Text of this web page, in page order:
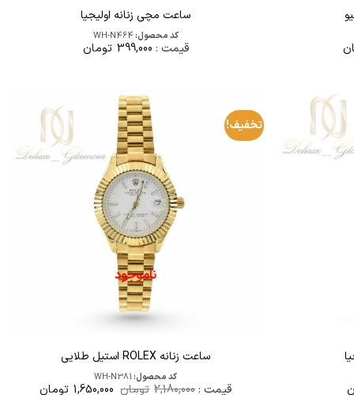
ساعت مچی زنانه اولیجیا
کد محصول:WH-N464
قیمت : 399,000 تومان
تخفیف!
ناموجود
ساعت زنانه ROLEX استیل طلایی
کد محصول:WH-N381
قیمت :2,180,000 تومان قیمت
1,650,000 تومانقیمت